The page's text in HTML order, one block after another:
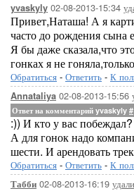
yvaskyly 02-08-2013-15:34
Привет,Наташа! А я
часто до рождения сына
Я бы даже сказала,что
гонках я не
Обратиться - Ответить - К
Annataliya 02-08-2013-15:56
Ответ на комментарий yvaskyly #
:)) И кто у вас побеждал?
А для гонок надо
шести. И арендовать
Обратиться - Ответить - К
Табби 02-08-2013-16:19